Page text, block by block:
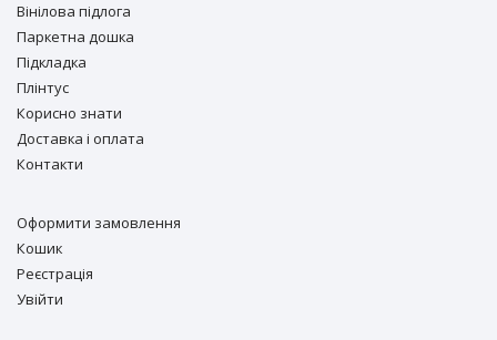
Вiнiлова підлога
Паркетна дошка
Підкладка
Плінтус
Корисно знати
Доставка і оплата
Контакти
Оформити замовлення
Кошик
Реєстрація
Увійти